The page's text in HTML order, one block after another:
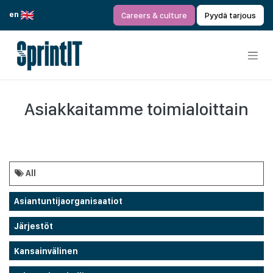
en
Careers & culture Pyydä tarjous
Asiakkaitamme toimialoittain
All
Asiantuntijaorganisaatiot
Järjestöt
Kansainvälinen